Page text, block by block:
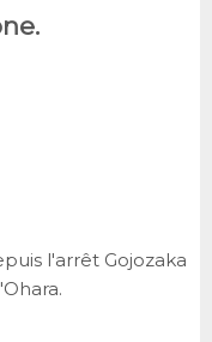
l'arrêt Gojozaka